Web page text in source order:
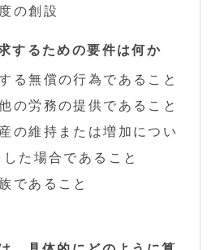
の創設
するための要件は何か
る無償の行為であること
の労務の提供であること
の維持または増加につい
た場合であること
であること